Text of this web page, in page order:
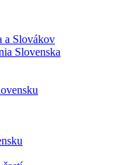
a Slovákov
Slovenska